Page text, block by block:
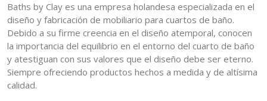
Baths by Clay es una empresa holandesa especializada en el
diseño y fabricación de mobiliario para cuartos de baño.
Debido a su firme creencia en el diseño atemporal, conocen
la importancia del equilibrio en el entorno del cuarto de baño
y atestiguan con sus valores que el diseño debe ser eterno.
Siempre ofreciendo productos hechos a medida y de altísima
calidad.